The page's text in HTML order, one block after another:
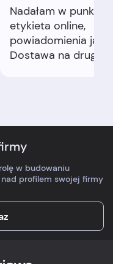
Nadałam w punkcie,
etykieta online,
powiadomienia
Dostawa na drugi
w budowaniu
profilem swojej firmy